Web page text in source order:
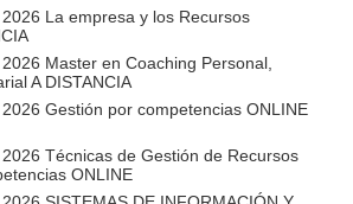
La empresa y los Recursos
Master en Coaching Personal,
A DISTANCIA
Gestión por competencias ONLINE
Técnicas de Gestión de Recursos
ONLINE